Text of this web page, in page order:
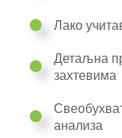
Лако
Детаљна
захтевима
анализа